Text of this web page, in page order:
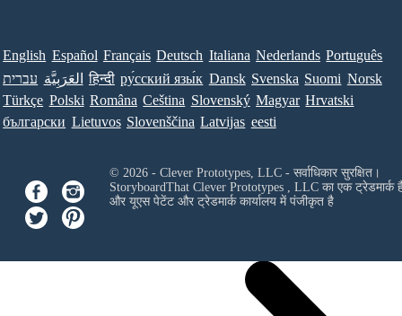
English Español Français Deutsch Italiana Nederlands Português
עברית العَرَبِيَّة हिन्दी ру́сский язы́к Dansk Svenska Suomi Norsk
Türkçe Polski Româna Ceština Slovenský Magyar Hrvatski
български Lietuvos Slovenščina Latvijas eesti
© 2026 - Clever Prototypes, LLC - सर्वाधिकार सुरक्षित।
StoryboardThat Clever Prototypes , LLCका एक ट्रेडमार्क
और यूएस पेटेंट और ट्रेडमार्क कार्यालय में पंजीकृत है